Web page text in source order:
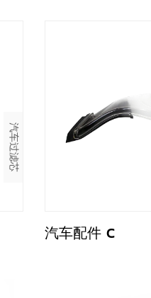
汽车过滤芯
汽车配件 C